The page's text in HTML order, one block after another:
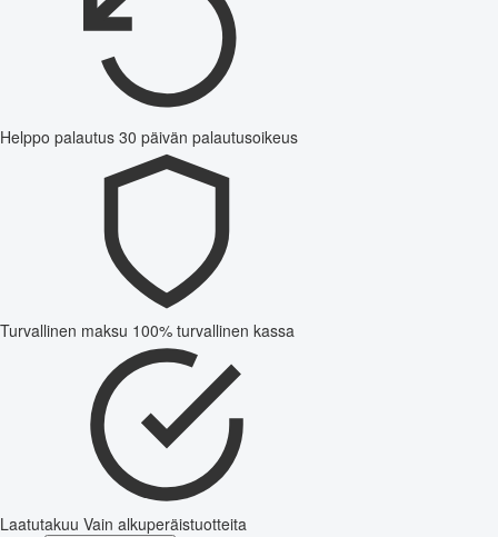
Helppo palautus 30 päivän palautusoikeus
Turvallinen maksu 100% turvallinen kassa
Laatutakuu Vain alkuperäistuotteita